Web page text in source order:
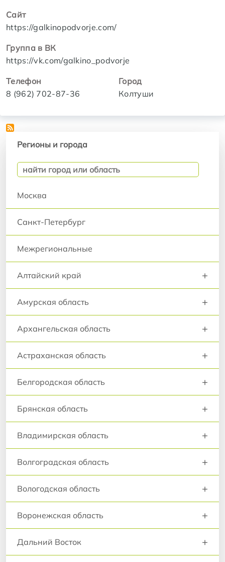
Сайт
https://galkinopodvorje.com/
Группа в ВК
https://vk.com/galkino_podvorje
Телефон
8 (962) 702-87-36
Город
Колтуши
Регионы и города
Москва
Санкт-Петербург
Межрегиональные
Алтайский край +
Амурская область +
Архангельская область +
Астраханская область +
Белгородская область +
Брянская область +
Владимирская область +
Волгоградская область +
Вологодская область +
Воронежская область +
Дальний Восток +